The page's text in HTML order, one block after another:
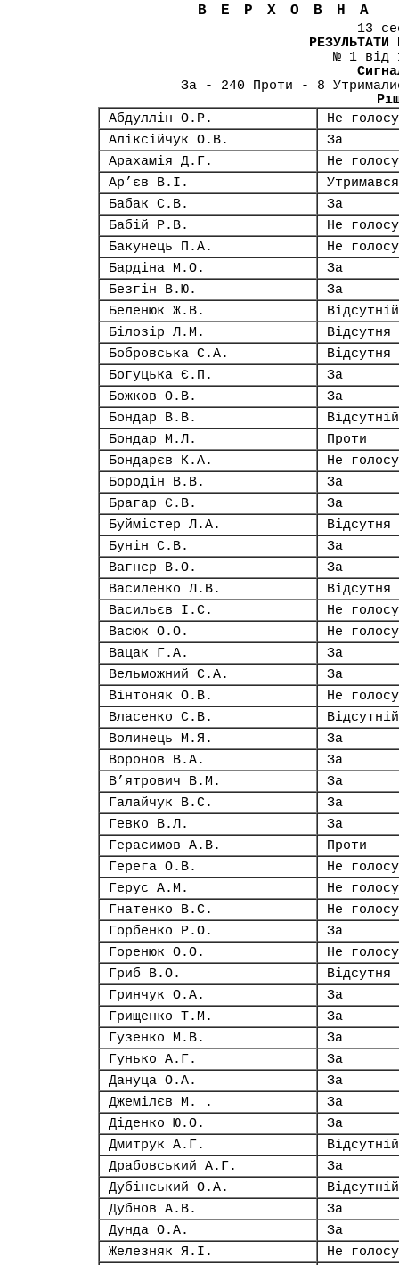
13
РЕЗУЛЬТАТИ
№ 1 від
За - 240 Проти - 8
Абдуллін О.Р.
Не
Аліксійчук О.В.
За
Арахамія Д.Г.
Не
Ар’єв В.І.
Утримався
Бабак С.В.
За
Бабій Р.В.
Не
Бакунець П.А.
Не
Бардіна М.О.
За
Безгін В.Ю.
За
Беленюк Ж.В.
Відсутній
Білозір Л.М.
Відсутня
Бобровська С.А.
Відсутня
Богуцька Є.П.
За
Божков О.В.
За
Бондар В.В.
Відсутній
Бондар М.Л.
Проти
Бондарєв К.А.
Не
Бородін В.В.
За
Брагар Є.В.
За
Буймістер Л.А.
Відсутня
Бунін С.В.
За
Вагнєр В.О.
За
Василенко Л.В.
Відсутня
Васильєв І.С.
Не
Васюк О.О.
Не
Вацак Г.А.
За
Вельможний С.А.
За
Вінтоняк О.В.
Не
Власенко С.В.
Відсутній
Волинець М.Я.
За
Воронов В.А.
За
В’ятрович В.М.
За
Галайчук В.С.
За
Гевко В.Л.
За
Герасимов А.В.
Проти
Герега О.В.
Не
Герус А.М.
Не
Гнатенко В.С.
Не
Горбенко Р.О.
За
Горенюк О.О.
Не
Гриб В.О.
Відсутня
Гринчук О.А.
За
Грищенко Т.М.
За
Гузенко М.В.
За
Гунько А.Г.
За
Дануца О.А.
За
Джемілєв М. .
За
Діденко Ю.О.
За
Дмитрук А.Г.
Відсутній
Драбовський А.Г.
За
Дубінський О.А.
Відсутній
Дубнов А.В.
За
Дунда О.А.
За
Железняк Я.І.
Не